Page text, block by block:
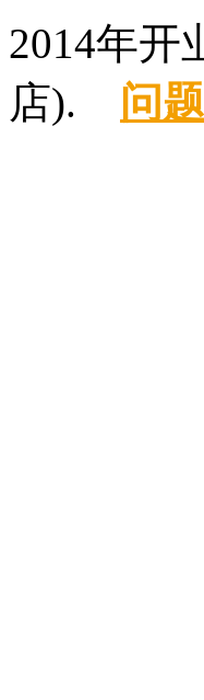
2014年开
店). 问